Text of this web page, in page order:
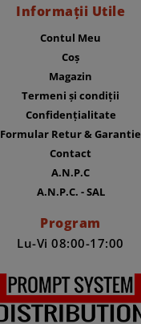
Informații Utile
Contul Meu
Coș
Magazin
Termeni și condiții
Confidențialitate
Formular Retur & Garantie
Contact
A.N.P.C
A.N.P.C. - SAL
Program
Lu-Vi 08:00-17:00